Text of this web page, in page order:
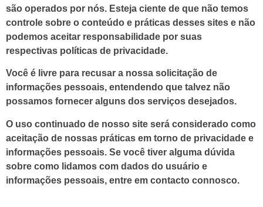
são operados por nós. Esteja ciente de que não temos
controle sobre o conteúdo e práticas desses sites e não
podemos aceitar responsabilidade por suas
respectivas políticas de privacidade.
Você é livre para recusar a nossa solicitação de
informações pessoais, entendendo que talvez não
possamos fornecer alguns dos serviços desejados.
O uso continuado de nosso site será considerado como
aceitação de nossas práticas em torno de privacidade e
informações pessoais. Se você tiver alguma dúvida
sobre como lidamos com dados do usuário e
informações pessoais, entre em contacto connosco.